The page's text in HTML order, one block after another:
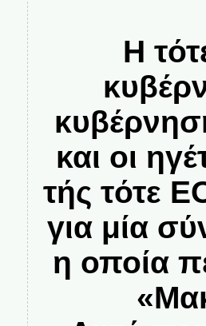
Η
και οι
τής τότε
για μία
η οποία